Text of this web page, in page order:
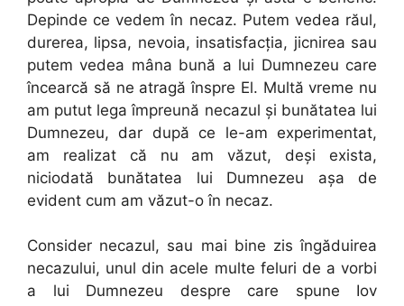
Depinde ce vedem în necaz. Putem vedea răul,
durerea, lipsa, nevoia, insatisfacţia, jicnirea sau
putem vedea mâna bună a lui Dumnezeu care
încearcă să ne atragă înspre El. Multă vreme nu
am putut lega împreună necazul şi bunătatea lui
Dumnezeu, dar după ce le-am experimentat,
am realizat că nu am văzut, deşi exista,
niciodată bunătatea lui Dumnezeu aşa de
evident cum am văzut-o în necaz.
Consider necazul, sau mai bine zis îngăduirea
necazului, unul din acele multe feluri de a vorbi
a lui Dumnezeu despre care spune Iov